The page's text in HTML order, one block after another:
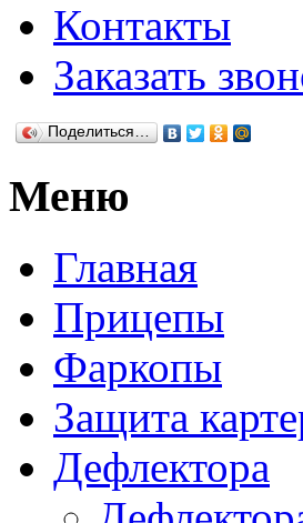
Контакты
Заказать
Поделиться…
Меню
Главная
Прицепы
Фаркопы
Защита
Дефлектора